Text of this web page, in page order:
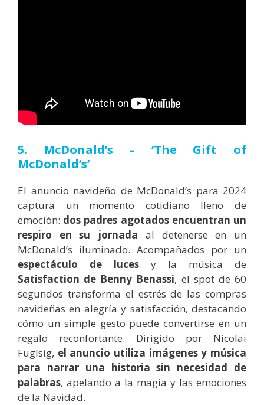
5. McDonald’s – ‘The Gift of
McDonald’s’
El anuncio navideño de McDonald’s para 2024
captura un momento cotidiano lleno de
emoción: dos padres agotados encuentran un
respiro en su jornada al detenerse en un
McDonald’s iluminado. Acompañados por un
espectáculo de luces y la música de
Satisfaction de Benny Benassi, el spot de 60
segundos transforma el estrés de las compras
navideñas en alegría y satisfacción, destacando
cómo un simple gesto puede convertirse en un
regalo reconfortante. Dirigido por Nicolai
Fuglsig, el anuncio utiliza imágenes y música
para narrar una historia sin necesidad de
palabras, apelando a la magia y las emociones
de la Navidad.